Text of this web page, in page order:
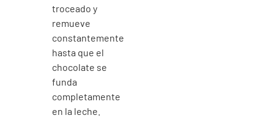
troceado y
remueve
constantemente
hasta que el
chocolate se
funda
completamente
en la leche.